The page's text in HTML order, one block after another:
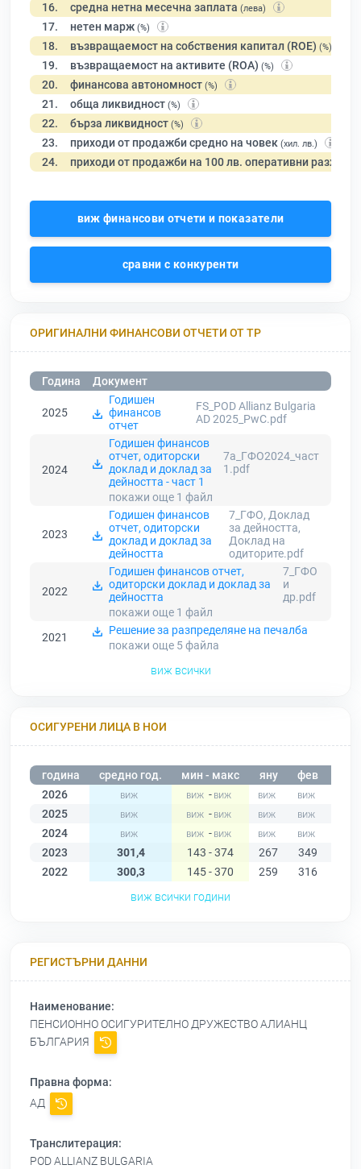
16. средна нетна месечна заплата (лева)
17. нетен марж (%)
18. възвращаемост на собствения капитал (ROE) (%)
19. възвращаемост на активите (ROA) (%)
20. финансова автономност (%)
21. обща ликвидност (%)
22. бърза ликвидност (%)
23. приходи от продажби средно на човек (хил. лв.)
24. приходи от продажби на 100 лв. оперативни разходи
виж финансови отчети и показатели
сравни с конкуренти
ОРИГИНАЛНИ ФИНАНСОВИ ОТЧЕТИ ОТ ТР
Година Документ
2025
Годишен
финансов
отчет
FS_POD Allianz Bulgaria
AD 2025_PwC.pdf
2024
Годишен финансов
отчет, одиторски
доклад и доклад за
дейността - част 1
7а_ГФО2024_част
1.pdf
покажи още 1 файл
2023
Годишен финансов
отчет, одиторски
доклад и доклад за
дейността
7_ГФО, Доклад
за дейността,
Доклад на
одиторите.pdf
2022
Годишен финансов отчет,
одиторски доклад и доклад за
дейността
7_ГФО
и
др.pdf
покажи още 1 файл
2021
Решение за разпределяне на печалба
покажи още 5файла
виж всички
ОСИГУРЕНИ ЛИЦА В НОИ
година средно год. мин - макс яну фев
2026
-
2025
-
2024
-
2023
301,4 143 - 374 267 349
2022
300,3 145 - 370 259 316
виж всички години
РЕГИСТЪРНИ ДАННИ
Наименование:
ПЕНСИОННО ОСИГУРИТЕЛНО ДРУЖЕСТВО АЛИАНЦ
БЪЛГАРИЯ
Правна форма:
АД
Транслитерация:
POD ALLIANZ BULGARIA